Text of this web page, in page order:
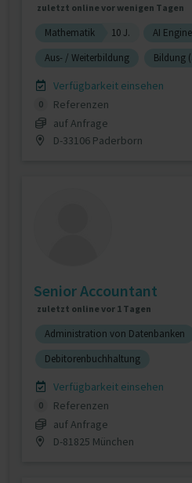
zuletzt online vor wenigen Tagen
Mathematik 10 J.
AI
Aus- / Weiterbildung
Bildung
Verfügbarkeit einsehen
0
Referenzen
auf Anfrage
D-33106 Paderborn
Senior Accountant
zuletzt online vor 1 Tagen
Administration von Datenbanken
Debitorenbuchhaltung
Verfügbarkeit einsehen
0
Referenzen
auf Anfrage
D-81825 München